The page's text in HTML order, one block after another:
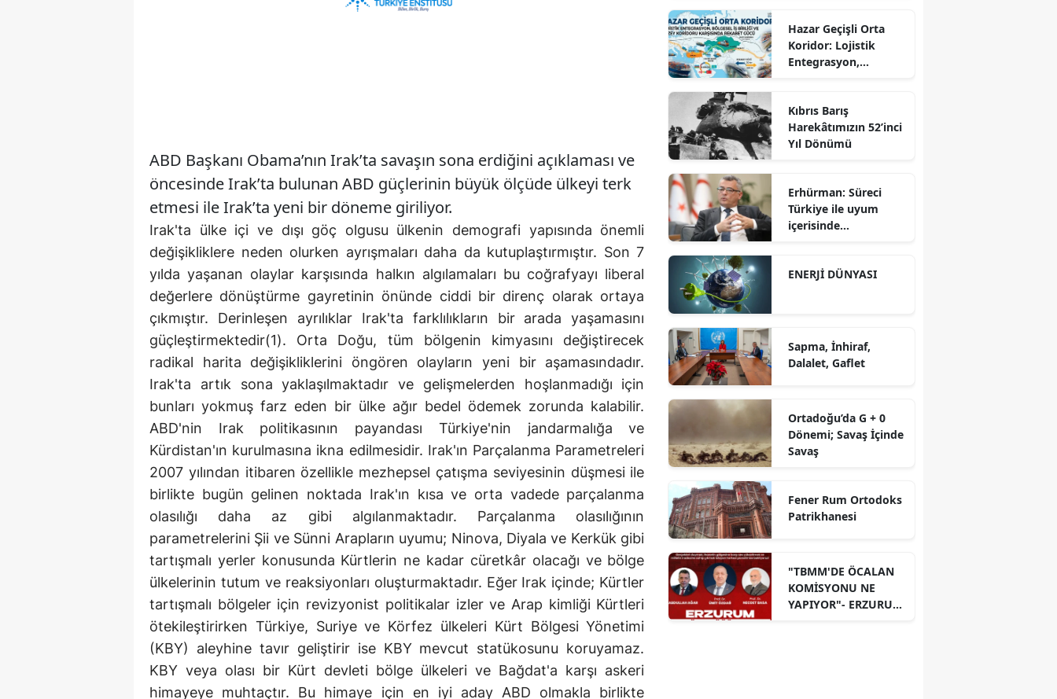
ABD Başkanı Obama’nın Irak’ta savaşın sona erdiğini açıklaması ve
öncesinde Irak’ta bulunan ABD güçlerinin büyük ölçüde ülkeyi terk
etmesi ile Irak’ta yeni bir döneme giriliyor.
Irak'ta ülke içi ve dışı göç olgusu ülkenin demografi yapısında önemli değişikliklere neden olurken ayrışmaları daha da kutuplaştırmıştır. Son 7 yılda yaşanan olaylar karşısında halkın algılamaları bu coğrafyayı liberal değerlere dönüştürme gayretinin önünde ciddi bir direnç olarak ortaya çıkmıştır. Derinleşen ayrılıklar Irak'ta farklılıkların bir arada yaşamasını güçleştirmektedir(1). Orta Doğu, tüm bölgenin kimyasını değiştirecek radikal harita değişikliklerini öngören olayların yeni bir aşamasındadır. Irak'ta artık sona yaklaşılmaktadır ve gelişmelerden hoşlanmadığı için bunları yokmuş farz eden bir ülke ağır bedel ödemek zorunda kalabilir. ABD'nin Irak politikasının payandası Türkiye'nin jandarmalığa ve Kürdistan'ın kurulmasına ikna edilmesidir. Irak'ın Parçalanma Parametreleri 2007 yılından itibaren özellikle mezhepsel çatışma seviyesinin düşmesi ile birlikte bugün gelinen noktada Irak'ın kısa ve orta vadede parçalanma olasılığı daha az gibi algılanmaktadır. Parçalanma olasılığının parametrelerini Şii ve Sünni Arapların uyumu; Ninova, Diyala ve Kerkük gibi tartışmalı yerler konusunda Kürtlerin ne kadar cüretkâr olacağı ve bölge ülkelerinin tutum ve reaksiyonları oluşturmaktadır. Eğer Irak içinde; Kürtler tartışmalı bölgeler için revizyonist politikalar izler ve Arap kimliği Kürtleri ötekileştirirken Türkiye, Suriye ve Körfez ülkeleri Kürt Bölgesi Yönetimi (KBY) aleyhine tavır geliştirir ise KBY mevcut statükosunu koruyamaz. KBY veya olası bir Kürt devleti bölge ülkeleri ve Bağdat'a karşı askeri himayeye muhtaçtır. Bu himaye için en iyi aday ABD olmakla birlikte Afganistan'da gelinen durum şimdilik Irak'ın kuzeyinde yüksek sayıda askeri varlık bulundurmasına engel ve ekonomik kriz nedeni ile pahalı bir seçenektir. Bu yüzden NATO ve BM birlikleri üzerinden çözümler ortaya atılmaktadır. Irak'ın bütünlüğü her şeyden önce merkezi hükümetin ülke genelinde kontrolü sağlamasına, Sünni Arapların sisteme entegre edilmesine ve nihayet KBY'nin yayılmacı ve federalizm yanlısı gayretlerinden vazgeçirilmesi ve Irak'ın kuzeyindeki geçici yapının unsurlarının yok edilerek Irak bütünlüğünün ülkede tamamen sağlanmasına bağlıdır. KBY'nin mevcut statükoyu da zorlayarak yeni mevziler kazanma girişimleri hem ülkedeki Şii ve Sünni Arapları hem de bölge ülkelerini Kürtlere karşı harekete geçirecektir. Bu denklemde Şii-Sünni geriliminin bir an önce elimine edilmesi önemlidir. En önemli fay hattı olan Kürtlerin de sisteme entegre edilmesi, Kürt güçlerin tasfiye edilerek Irak Güvenlik Güçlerinin (IGG) ülkenin tamamında devlet kontrolünün yegane vasıtası olması düşünülmelidir. Bütün bu gelişmeler ancak 2012 yılından sonra Arap-Kürt gerilimi üzerinden daha belirginleşecektir. Demokrasinin temeli olan orta sınıfın tamamen çöktüğü ve Irak'ın geleceğinin daha karanlık olacağı ortak fikirdir. Irak'ta devam eden şiddetin farklı düzlemlerde iç içe geçen farklı çatışmaları içerisinde barındırdığı hesaba katılmalıdır. Irak'taki güçlerin başta Irak İslam Yüksek Konseyi (IİYK) ve Bedir Tugayları olmak üzere Amerikan güçleri sonrası boşluğu doldurmaya ve karşı gruplar ile çatışmaya hazırlandıkları öngörülmektedir. Sünni Arapların Irak'ta daha etkin bir konuma gelmesi beklenirken, Kürt güçlerin Erbil, Süleymaniye ve Dohuk'ta ancak statükoyu koruyabilecekleri; Ninova, Diyala ve Kerkük'te ise askeri bir hedefe ulaşmalarının mümkün olmadığı değerlendirilmektedir. KBY ile Bağdat arasındaki çatışma alanları komşu ülkelerin de müdahalesine yol açabilir. IGG, Irak'ın tamamında güvenliği sağlamaya yeterli olmayacak ve daha çok ülke bütünlüğünü korumaya ağırlık verecektir. Halen Irak Polisi içinde Şii'lerin hakim olması gibi IGG içinde de kırılmalar görülebilir. Irak'ın Kuzeyi ve Türkiye Türkiye bütün Irak krizi süresince önemli stratejik ve taktik hatalar yapmıştır. Irak'ın kuzeyinde 'Kürdistan Özerk Yönetimi' adı altında fiili olarak ABD'nin açık her türlü siyasi ve mali desteğiyle meydana getirilen, tüm kurumlarıyla oluşumunu tamamlamış bir 'Kürdistan' neredeyse oluşumunu tamamlamıştır. ABD, merkezi yönetimin güvenlik güçlerinin yanında, kuzeyde güvenliği sağlamak üzere Kürt milisleri teşkilatlandırmış, eğitmiş ve teçhiz etmiştir. ABD sonrası Irak'ta, merkezi yönetimden ayrı olarak, tehditlere karşı korunmuş, kendine müzahir bir yönetimin bulunmasını sağlamaya çalışmıştır. Zaman içinde bu yönetimin bağımsız olmasını da gelişecek duruma göre talep edebilecektir(2). ABD, Türkiye'nin Irak'ın kuzeyine yapabileceği karadan geniş çaplı bir operasyon ihtimalini bugüne kadar istihbarat desteği ve benzeri yöntemler ile sadece PKK'ye yönelik hava harekâtına indirgemiş, Kürt grupları önceliğe alan politikasını sürdürmüştür. Öte yandan Irak'ta yaşayan Türkmenlerin gerek Arap milliyetçisi Baas rejimi gerekse milliyetçi Kürtler tarafından baskı ve terör uygulanması suretiyle mal ve mülkleri gasp edildiği gibi en ufak dirençte öldürülmeleri süregelmiştir. Irak'ın kuzeyindeki petrol 4 yıl içinde 20 milyar dolar kazandıracak ve bölgesel yönetim Irak'ın petrol gelirlerinden yüzde 17 pay alacaktır(3). Irak'ın kuzeyinde inşaat sektörünün yüzde 75'ini, enerji sektörünün de yaklaşık yüzde 10'unu Türk firmalar oluşturmaktadır. Şu anda bölgede 30'a yakın petrol şirketi faaliyet göstermektedir(4). Türkiye'nin Irak'ın kuzeyindeki Bölgesel Kürt Yönetimi ile yaptığı anlaşma gereği, bölgeden çıkarılan petrolün resmi olarak Kerkük-Yumurtalık hattıyla Türkiye üzerinden ihraç edilmesi öngörülmektedir. Türkiye sınırına 3,5 saat uzaklıktaki Erbil'de yeniden yapılanma faaliyetleri hızla devam etmekte olup, şehirdeki inşaatların büyük bölümünü Türk firmaları üstlenmiş durumdadır. Özellikle 'Yeni Şehir' adı verilen bölgede birçok modern konut ve alışveriş merkezi inşa edilmektedir. Irak'ın kuzeyindeki irili ufaklı 300 Türk kökenli şirketin yaklaşık 190'ı Erbil'de faaliyet göstermektedir. Özetle söylemek gerekirse Kürdistan, 300 kadar aç gözlü Türk şirketi tarafından kendi elimizle kurulmakta, bölgedeki gelişmeler ve Türkmenlere uygulanan baskılar medya-sermaye ilişkisi içindeki bu şirketler tarafından Türk kamuoyunun gözünden kaçırılmaktadır. Mevcut gelişmelere baktığımızda, ABD'nin çekilmesinden sonra Irak'ın kuzeyinde bir Kürt Federe Devleti olacağı, Kerkük'ün de merkezi yönetime bağlı, özel statüde bir vilayet durumuna geleceği değerlendirilmektedir. Irak yönetiminin ülkenin tüm güvenliğinden, Irak'ın kuzeyindeki yönetimin de kendi bölgesindeki iç güvenlikten sorumlu olacağı varsayılmaktadır. Ancak kuzeydeki yerel yönetimin, sanki bölgesinde dış güvenlikten de sorumlu olacakmış gibi davranış ve çalışma içinde olduğu da gözlenmektedir. ABD askerlerinin Irak'tan tamamen çekilmesinden sonra da Irak üzerinde siyasi ve askeri kontrolü devam ettirebilecek mekanizmaları Irak'ta bulunduracaktır. Türkiye, PKK ile sınır ötesinde sürdürülen mücadelede, Irak hava sahasının kullanılması ve emniyeti, çatışma kurallarının uygulanması, istihbarat paylaşımı da dâhil olmak üzere birçok konuda ABD ile sürdürdüğü koordinasyonu artık Irak ile yapmak durumunda kalacaktır. Bu konuda faaliyet gösteren üçlü mekanizma değişik bir şekil alacaktır. Irak'ın Geleceği ve Savaş Senaryoları ABD'nin Irak'tan çekilmesi sonrası yeni dönemde Irak'ın kuzeyinde bağımsız bir Kürt Devleti'nin kurulması ihtimalinin gündeme gelmesi Türkiye'nin her zaman tetikte olacağı bir konu olacaktır. Irak üzerinde siyasi ağırlığı olan ABD ve İran gibi dış aktörlerin gidişattan memnun kalmamaları, yani oyunu kuramamaları halinde, oyunu bozarak kartları yeniden dağıtmayı deneyebilirler. Bu Irak'ta yeni bir darbe anlamına gelmektedir. Her ne kadar partiler ve listeler etnik-mezhepsel siyasetten uzak dursa da hala Irak'ta siyaset, etnik-mezhepsel temelde algılanmakta ve yapılmaktadır. ABD'nin bugüne kadar ki güce dayalı ve tarafları pek dinlemeyen anlayışı ABD sonrasında serbest kalacak ve iç savaşı başlatacak parametreleri tekrar harekete geçirebilir. Irak'ın geleceği ile ilgili üç olasılık öngörülebilir; - En iyi ihtimalle Irak'ın gevşek bir federasyondan konfederal yapıya evrilen bir modelle bütünlüğünün korunmaya çalışılması, - Irak'ın üçe bölünmesi ve kuzey'de bağımsız bir Kürt devletinin ilanı, - Irak'ın bir savaşa saplanması ve çevre ülkelerin katılımıyla çatışmaların bölgesel bir yapıya dönüşmesi. Irak'ı bölecek çapta büyük bir çatışma ancak yeterli silahlı gücü olan ana siyasi grupların iç savaşa karar vermeleri ile başlayabilir. Büyük savaş senaryosunun ilki Sünni-Kürt çatışması, ikincisi Şii (Maliki) liderliğinde yeni kurulacak hükümetin etkinliğini diğerleri üzerinde artırarak ya da başarısızlığa uğrayarak ana gruplar arasındaki ittifakın kaybolmasının açacağı iç istikrarsızlık üzerinedir. Bugün için taraflar aynı sistem içinde ittifak yapmış gibi gözüküyorsa da Sünniler, Şiiler ve Kürtler arasında yeni bir savaşı tetikleyecek yeterli güvensizlik ortamı vardır. Halen Şii başbakan Maliki, Sadr grubunu siyasi sistemin içine çekmeye çalışmaktadır. Amerikalıların Maliki'ye verdiği desteğin altında İran'ın Irak'taki nüfuzunu azaltacağı ve Amerikalılara saldırıları azaltacağı düşüncesi yatmaktadır. Bugün için Irak siyasi sisteminde daha fazla yer edinmeyi hedefleyen Sünnilerin büyük çaplı bir istikrarsızlık yaratmaları beklenmemektedir. Böylece El Kaide, Irak'ta işbirliği yapacağı tabanı büyük ölçüde kaybederken, Sünnilerin güçlenmesi Kürtlerin merkezi yönetimde edindiği avantajları tehdit eden en ciddi gelişmedir. Henüz iki taraf buna hazır olmamakla beraber Kürt-Arap çatışması en tehlikeli ve yakın iç savaş senaryosudur. Maliki ya da Şii gruplar ise hem kendi güçlerini artırmak hem de (Kürtlerin şımartıldığı) anayasal sistemi yeniden düzenlemek için bu çatışmayı sabırla beklemektedirler. Irak'ta ortaya çıkacak muhtemel bir iç savaşta ilk ve ortak hedef Kürtler olacaktır ve buna bölge devletleri destek verecektir. Bu olasılığı hisseden, başta Barzani olmak üzere diğer Kürt liderler, Türkiye'yi Irak'ın kuzeyine çekmek için her türlü yönteme başvurmakta, özellikle ekonomik çıkar tuzağını kullanmaktadır. Çünkü sadece bölgedeki olası Kür
Hazar Geçişli Orta
Koridor: Lojistik
Entegrasyon,
Karşısında Rekabet
Gücü
Kıbrıs Barış
Harekâtımızın 52’inci
Yıl Dönümü
Erhürman: Süreci
Türkiye ile uyum
içerisinde
ENERJİ DÜNYASI
Sapma, İnhiraf,
Dalalet, Gaflet
Ortadoğu’da G + 0
Dönemi; Savaş İçinde
Savaş
Fener Rum Ortodoks
Patrikhanesi
"TBMM'DE ÖCALAN
KOMİSYONU NE
YAPIYOR"- ERZURUM